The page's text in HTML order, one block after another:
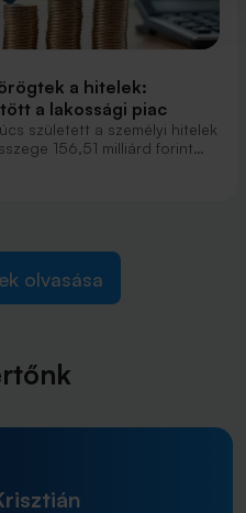
a hitelek:
a lakossági piac
született a személyi hitelek
156,51 milliárd forint
májusi eredményt is 19%-
forintos kihelyezést, elérve a
a 80%-át.
olvasása